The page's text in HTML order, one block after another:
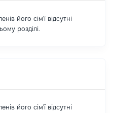
його сім'ї відсутні
розділі.
його сім'ї відсутні